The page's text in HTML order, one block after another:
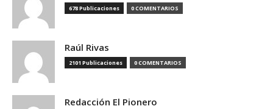
678 Publicaciones 0 COMENTARIOS
Raúl Rivas
2101 Publicaciones 0 COMENTARIOS
Redacción El Pionero